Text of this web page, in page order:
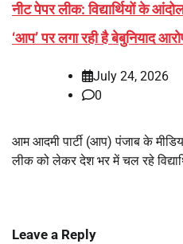
नीट पेपर लीक: विद्यार्थियों के
‘आप’ पर लगा रही है बेबुनियाद
July 24, 2026
0
आम आदमी पार्टी (आप) पंजाब के
लीक को लेकर देश भर में चल रहे
Leave a Reply